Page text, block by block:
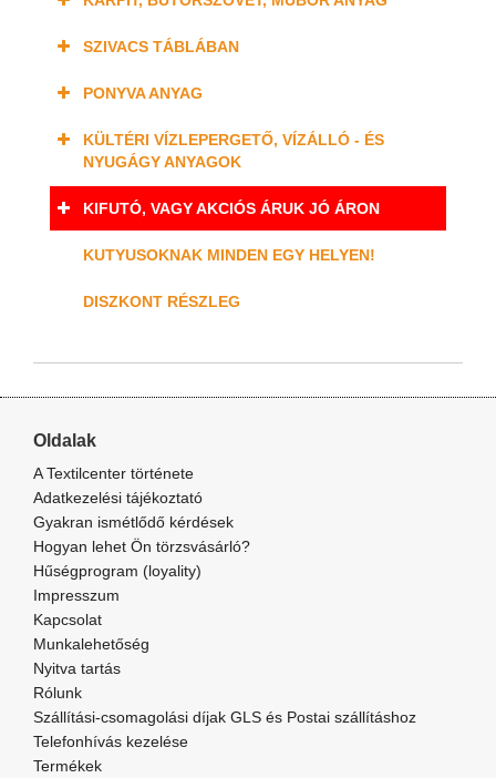
SZIVACS TÁBLÁBAN
PONYVA ANYAG
KÜLTÉRI VÍZLEPERGETŐ, VÍZÁLLÓ - ÉS
NYUGÁGY ANYAGOK
KIFUTÓ, VAGY AKCIÓS ÁRUK JÓ ÁRON
KUTYUSOKNAK MINDEN EGY HELYEN!
DISZKONT RÉSZLEG
Oldalak
A Textilcenter története
Adatkezelési tájékoztató
Gyakran ismétlődő kérdések
Hogyan lehet Ön törzsvásárló?
Hűségprogram (loyality)
Impresszum
Kapcsolat
Munkalehetőség
Nyitva tartás
Rólunk
Szállítási-csomagolási díjak GLS és Postai szállításhoz
Telefonhívás kezelése
Termékek